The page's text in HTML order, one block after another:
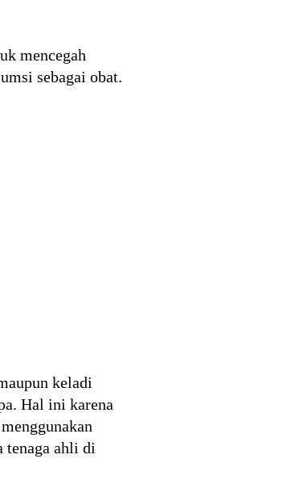
mencegah
sebagai obat.
keladi
Hal ini karena
tenaga ahli di